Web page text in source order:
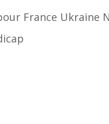
France Ukraine